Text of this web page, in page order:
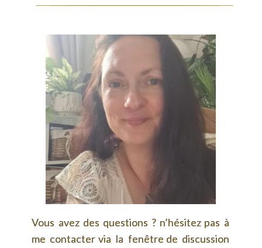
Vous avez des questions ? n’hésitez pas à
me contacter via la fenêtre de discussion
Vous avez des questions ? n’hésitez pas à
me contacter via la fenêtre de discussion